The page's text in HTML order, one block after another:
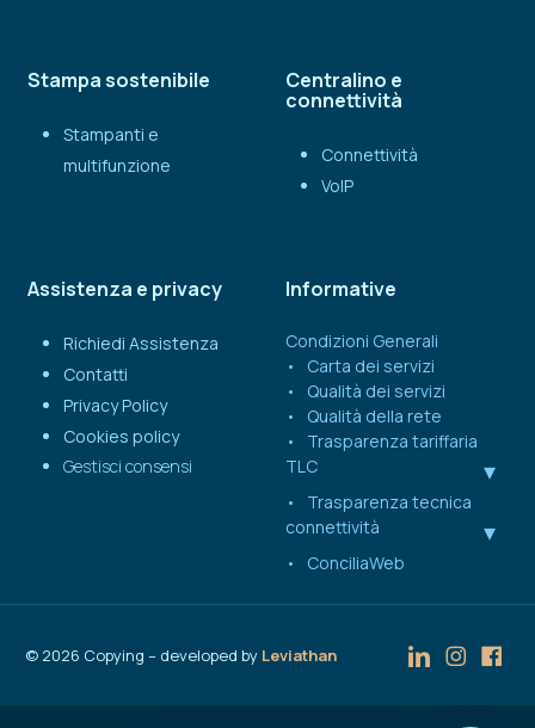
Stampa sostenibile
Stampanti e
multifunzione
Centralino e
connettività
Connettività
VoIP
Assistenza e privacy
Richiedi Assistenza
Contatti
Privacy Policy
Cookies policy
Gestisci consensi
Informative
Condizioni Generali
Carta dei servizi
Qualità dei servizi
Qualità della rete
Trasparenza tariffaria
TLC
Trasparenza tecnica
connettività
ConciliaWeb
© 2026 Copying – developed by Leviathan